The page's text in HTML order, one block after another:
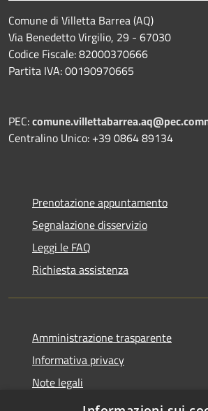
Comune di Villetta Barrea (AQ)
Via Benedetto Virgilio, 29 - 67030
Codice Fiscale: 82000370666
Partita IVA: 00190970665
PEC:
Centralino Unico: +39 0864 89134
Prenotazione appuntamento
Segnalazione disservizio
Leggi le FAQ
Richiesta assistenza
Amministrazione trasparente
Informativa privacy
Note legali
Dichiarazione di accessibilità